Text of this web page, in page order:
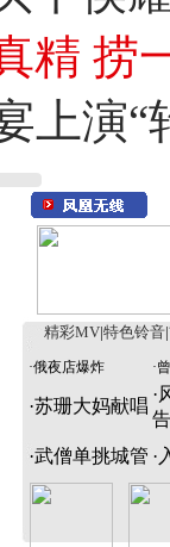
精 捞
上演“
精彩MV 特色铃音
·俄夜店爆炸 ·
·苏珊大妈献唱
·
告
·武僧单挑城管 ·